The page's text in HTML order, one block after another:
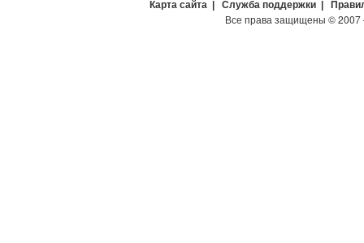
Карта сайта | Служба поддержки |
Все права защищены ©2007